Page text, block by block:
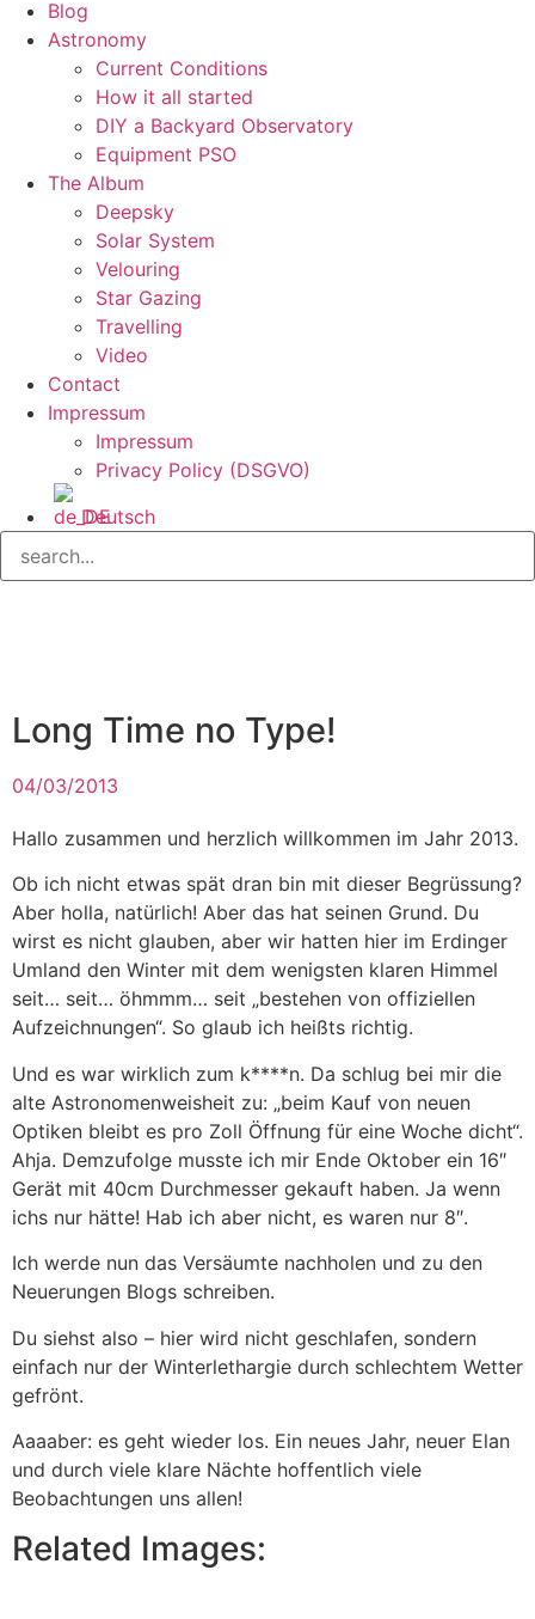
Blog
Astronomy
Current Conditions
How it all started
DIY a Backyard Observatory
Equipment PSO
The Album
Deepsky
Solar System
Velouring
Star Gazing
Travelling
Video
Contact
Impressum
Impressum
Privacy Policy (DSGVO)
Deutsch
Long Time no Type!
04/03/2013
Hallo zusammen und herzlich willkommen im Jahr 2013.
Ob ich nicht etwas spät dran bin mit dieser Begrüssung?
Aber holla, natürlich! Aber das hat seinen Grund. Du
wirst es nicht glauben, aber wir hatten hier im Erdinger
Umland den Winter mit dem wenigsten klaren Himmel
seit… seit… öhmmm… seit „bestehen von offiziellen
Aufzeichnungen“. So glaub ich heißts richtig.
Und es war wirklich zum k****n. Da schlug bei mir die
alte Astronomenweisheit zu: „beim Kauf von neuen
Optiken bleibt es pro Zoll Öffnung für eine Woche dicht“.
Ahja. Demzufolge musste ich mir Ende Oktober ein 16″
Gerät mit 40cm Durchmesser gekauft haben. Ja wenn
ichs nur hätte! Hab ich aber nicht, es waren nur 8″.
Ich werde nun das Versäumte nachholen und zu den
Neuerungen Blogs schreiben.
Du siehst also – hier wird nicht geschlafen, sondern
einfach nur der Winterlethargie durch schlechtem Wetter
gefrönt.
Aaaaber: es geht wieder los. Ein neues Jahr, neuer Elan
und durch viele klare Nächte hoffentlich viele
Beobachtungen uns allen!
Related Images: